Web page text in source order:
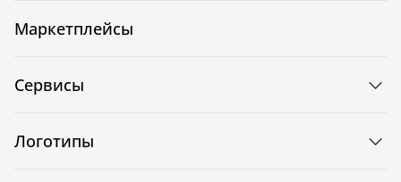
Маркетплейсы
Сервисы
Логотипы